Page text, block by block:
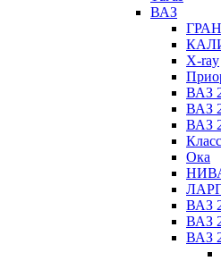
ВАЗ
X-ray
ВАЗ
ВАЗ
ВАЗ
Ока
ВАЗ
ВАЗ
ВАЗ